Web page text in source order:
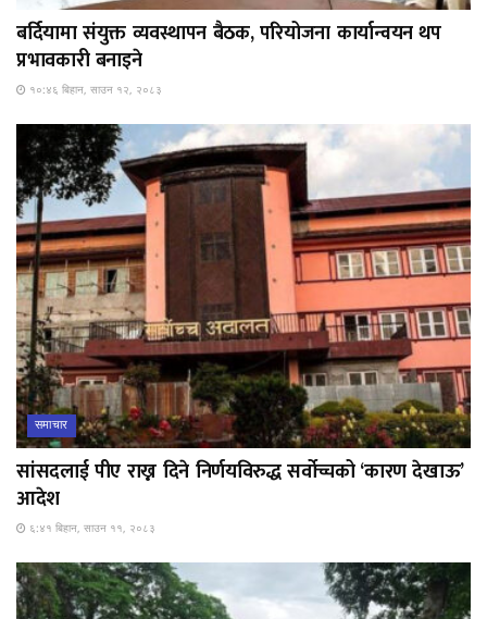
बर्दियामा संयुक्त व्यवस्थापन बैठक, परियोजना कार्यान्वयन थप
प्रभावकारी बनाइने
१०:४६ बिहान, साउन १२, २०८३
समाचार
सांसदलाई पीए राख्न दिने निर्णयविरुद्ध सर्वोच्चको ‘कारण देखाऊ’
आदेश
६:४१ बिहान, साउन ११, २०८३